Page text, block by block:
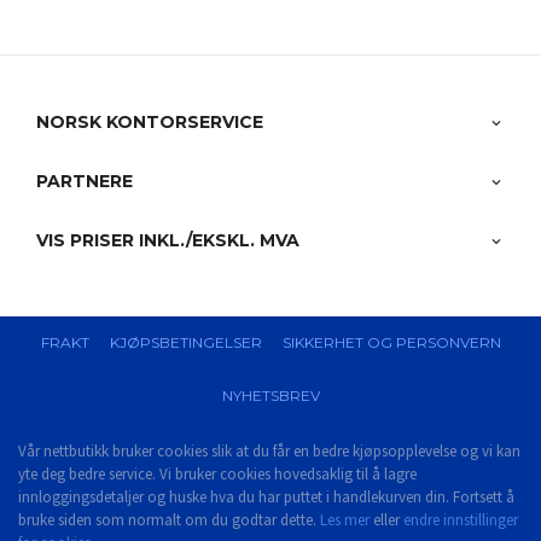
NORSK KONTORSERVICE
PARTNERE
VIS PRISER INKL./EKSKL. MVA
FRAKT KJØPSBETINGELSER SIKKERHET OG PERSONVERN
NYHETSBREV
Vår nettbutikk bruker cookies slik at du får en bedre kjøpsopplevelse og vi kan
yte deg bedre service. Vi bruker cookies hovedsaklig til å lagre
innloggingsdetaljer og huske hva du har puttet i handlekurven din. Fortsett å
bruke siden som normalt om du godtar dette. Les mer ellerendre innstillinger